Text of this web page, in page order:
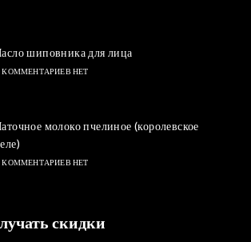
шиповника для лица
КОММЕНТАРИЕВ НЕТ
молоко пчелиное (королевское
КОММЕНТАРИЕВ НЕТ
скидки